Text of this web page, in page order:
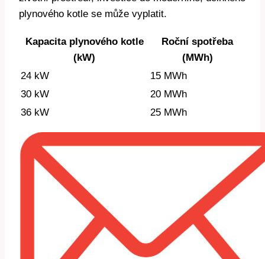
plynového kotle se může vyplatit.
Kapacita plynového kotle
(kW)
Roční spotřeba
(MWh)
24 kW
15 MWh
30 kW
20 MWh
36 kW
25 MWh